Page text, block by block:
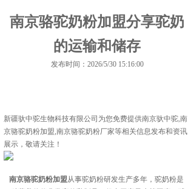
南京骆驼奶粉加盟分享驼奶
的运输和储存
发布时间：2026/5/30 15:16:00
新疆驮中驼生物科技有限公司为您免费提供南京驮中驼,南
京骆驼奶粉加盟,南京骆驼奶粉厂家等相关信息发布和资讯
展示，敬请关注！
南京骆驼奶粉加盟从事驼奶粉研发生产多年，驼奶粉是